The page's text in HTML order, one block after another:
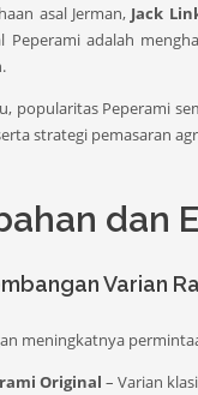
asal Jerman, Jack
Peperami adalah
popularitas Peperami
strategi pemasaran
dan
Varian
meningkatnya
Original – Varian